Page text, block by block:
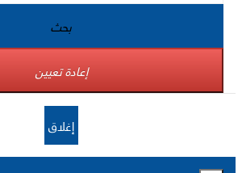
بحث
إعادة تعيين
إغلاق